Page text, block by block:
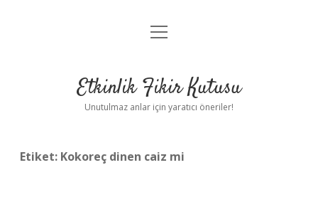
Anasayfa
Yasal Uyarı
menüyü
Etkinlik Fikir Kutusu
Unutulmaz anlar için yaratıcı öneriler!
Etiket: Kokoreç dinen caiz mi